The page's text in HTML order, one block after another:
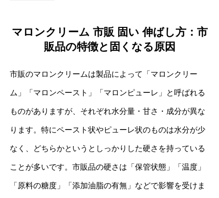
マロンクリーム 市販 固い 伸ばし方：市
販品の特徴と固くなる原因
市販のマロンクリームは製品によって「マロンクリー
ム」「マロンペースト」「マロンピューレ」と呼ばれる
ものがありますが、それぞれ水分量・甘さ・成分が異な
ります。特にペースト状やピューレ状のものは水分が少
なく、どちらかというとしっかりした硬さを持っている
ことが多いです。市販品の硬さは「保管状態」「温度」
「原料の糖度」「添加油脂の有無」などで影響を受けま